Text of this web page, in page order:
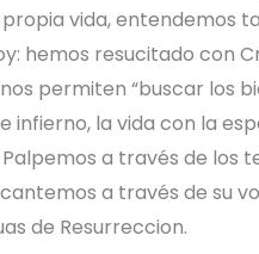
vida, entendemos
hemos resucitado con
permiten “buscar los
infierno, la vida con la
a través de los
a través de su
de Resurreccion.